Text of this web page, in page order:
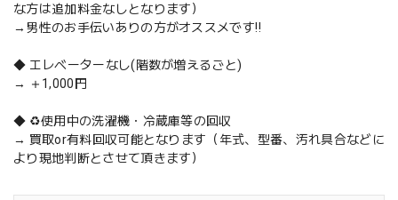
な方は追加料金なしとなります）
→男性のお手伝いありの方がオススメです‼️
◆ エレベーターなし(階数が増えるごと)
→ ＋1,000円
◆ ♻️使用中の洗濯機・冷蔵庫等の回収
→ 買取or有料回収可能となります（年式、型番、汚れ具合などに
より現地判断とさせて頂きます）